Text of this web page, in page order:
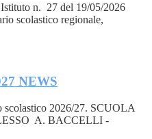
n. 27 del 19/05/2026
scolastico regionale,
NEWS
scolastico 2026/27. SCUOLA
A. BACCELLI -